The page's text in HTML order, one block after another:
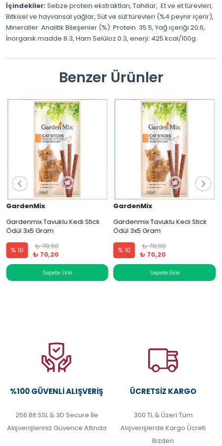
İçindekiler:Sebze protein ekstraktları, Tahıllar, Et ve et türevleri,
Bitkisel ve hayvansal yağlar, Süt ve süt türevleri (%4 peynir içerir),
Mineraller Analitik Bileşenler (%): Protein 35.5, Yağ içeriği 20.6,
İnorganik madde 8.3, Ham Selüloz 0.3, enerji: 425 kcal/100g.
Benzer Ürünler
GardenMix
Gardenmix Tavuklu Kedi Stick
Ödül 3x5 Gram
% 10
₺ 78,00
₺ 70,20
GardenMix
Gardenmix Tavuklu Kedi Stick
Ödül 3x5 Gram
% 10
₺ 78,00
₺ 70,20
%100 GÜVENLI ALIŞVERIŞ
256 Bit SSL & 3D Secure İle
Alışverişleriniz Güvence Altında
ÜCRETSIZ KARGO
300 TL & Üzeri Tüm
Alışverişlerde Kargo Ücreti
Bizden